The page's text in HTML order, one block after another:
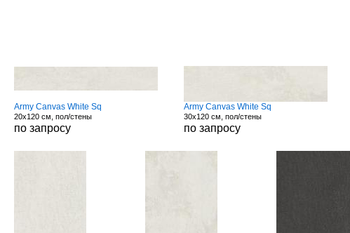
Army Canvas White Sq
20x120 см, пол/стены
по запросу
Army Canvas White Sq
30x120 см, пол/стены
по запросу